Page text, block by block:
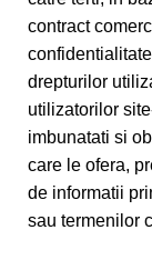
contract
drepturilor
utilizatorilor
imbunatati si
care le ofera,
de informatii
sau termenilor